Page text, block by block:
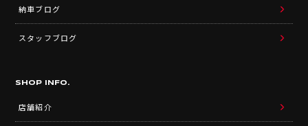
納車ブログ
スタッフブログ
SHOP INFO.
店舗紹介